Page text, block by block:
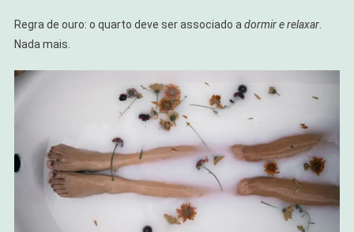
Regra de ouro: o quarto deve ser associado a dormir e relaxar.
Nada mais.